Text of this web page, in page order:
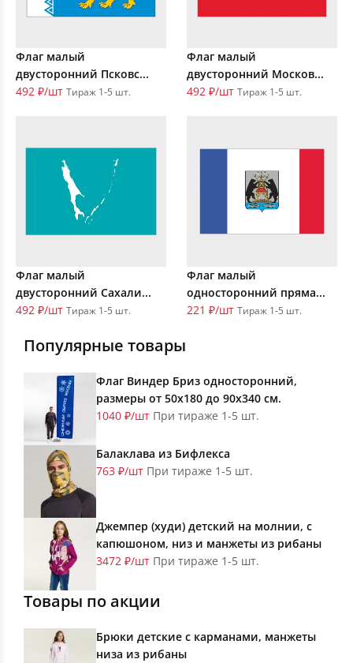
Флаг малый
двусторонний Псковс...
492 ₽/шт Тираж 1-5 шт.
Флаг малый
двусторонний Москов...
492 ₽/шт Тираж 1-5 шт.
Флаг малый
двусторонний Сахали...
492 ₽/шт Тираж 1-5 шт.
Флаг малый
односторонний пряма...
221 ₽/шт Тираж 1-5 шт.
Популярные товары
Флаг Виндер Бриз односторонний,
размеры от 50х180 до 90х340 см.
1040 ₽/шт При тираже 1-5 шт.
Балаклава из Бифлекса
763 ₽/шт При тираже 1-5 шт.
Джемпер (худи) детский на молнии, с
капюшоном, низ и манжеты из рибаны
3472 ₽/шт При тираже 1-5 шт.
Товары по акции
Брюки детские с карманами, манжеты
низа из рибаны